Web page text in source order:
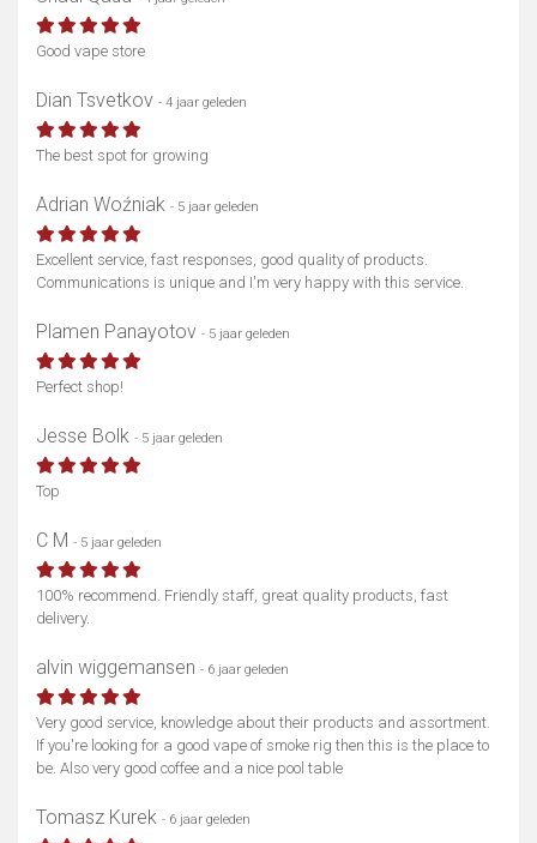
Good vape store
Dian Tsvetkov - 4 jaar geleden
The best spot for growing
Adrian Woźniak - 5 jaar geleden
Excellent service, fast responses, good quality of products.
Communications is unique and I'm very happy with this service.
Plamen Panayotov - 5 jaar geleden
Perfect shop!
Jesse Bolk - 5 jaar geleden
Top
C M - 5 jaar geleden
100% recommend. Friendly staff, great quality products, fast
delivery.
alvin wiggemansen - 6 jaar geleden
Very good service, knowledge about their products and assortment.
If you're looking for a good vape of smoke rig then this is the place to
be. Also very good coffee and a nice pool table
Tomasz Kurek - 6 jaar geleden